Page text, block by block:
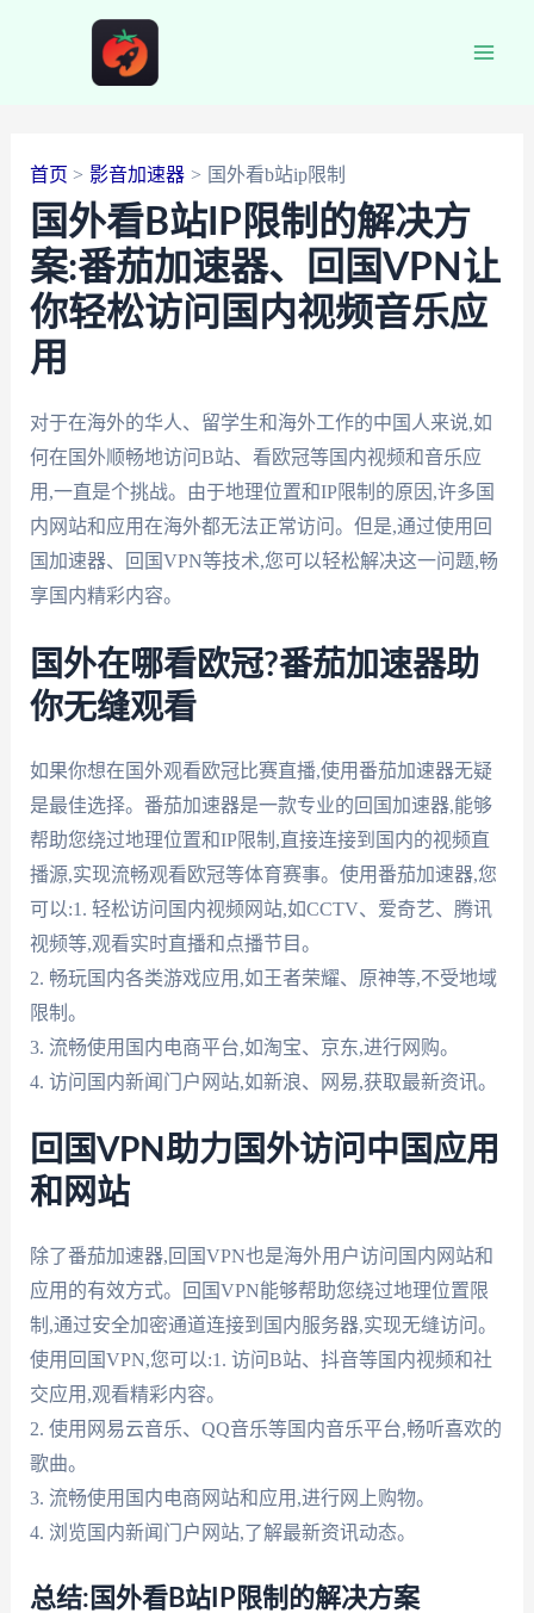
首页 影音加速器 国外看b站ip限制
国外看B站IP限制的解决方
案:番茄加速器、回国VPN让
你轻松访问国内视频音乐应
用
对于在海外的华人、留学生和海外工作的中国人来说,如
何在国外顺畅地访问B站、看欧冠等国内视频和音乐应
用,一直是个挑战。由于地理位置和IP限制的原因,许多国
内网站和应用在海外都无法正常访问。但是,通过使用回
国加速器、回国VPN等技术,您可以轻松解决这一问题,畅
享国内精彩内容。
国外在哪看欧冠?番茄加速器助
你无缝观看
如果你想在国外观看欧冠比赛直播,使用番茄加速器无疑
是最佳选择。番茄加速器是一款专业的回国加速器,能够
帮助您绕过地理位置和IP限制,直接连接到国内的视频直
播源,实现流畅观看欧冠等体育赛事。使用番茄加速器,您
可以:1. 轻松访问国内视频网站,如CCTV、爱奇艺、腾讯
视频等,观看实时直播和点播节目。
2. 畅玩国内各类游戏应用,如王者荣耀、原神等,不受地域
限制。
3. 流畅使用国内电商平台,如淘宝、京东,进行网购。
4. 访问国内新闻门户网站,如新浪、网易,获取最新资讯。
回国VPN助力国外访问中国应用
和网站
除了番茄加速器,回国VPN也是海外用户访问国内网站和
应用的有效方式。回国VPN能够帮助您绕过地理位置限
制,通过安全加密通道连接到国内服务器,实现无缝访问。
使用回国VPN,您可以:1. 访问B站、抖音等国内视频和社
交应用,观看精彩内容。
2. 使用网易云音乐、QQ音乐等国内音乐平台,畅听喜欢的
歌曲。
3. 流畅使用国内电商网站和应用,进行网上购物。
4. 浏览国内新闻门户网站,了解最新资讯动态。
总结:国外看B站IP限制的解决方案